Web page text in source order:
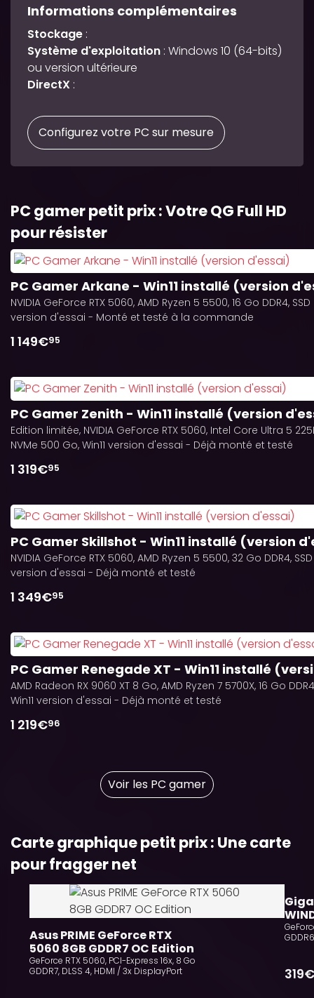
Informations complémentaires
Stockage :
Système d'exploitation : Windows 10 (64-bits)
ou version ultérieure
DirectX :
Configurez votre PC sur mesure
PC gamer petit prix : Votre QG Full HD
pour résister
PC Gamer Arkane - Win11 installé (version
NVIDIA GeForce RTX 5060, AMD Ryzen 5 5500, 16 Go DDR4, SSD
version d'essai - Monté et testé à la commande
1 149€95
PC Gamer Zenith - Win11 installé (version
Edition limitée, NVIDIA GeForce RTX 5060, Intel Core Ultra 5
NVMe 500 Go, Win11 version d'essai - Déjà monté et testé
1 319€95
PC Gamer Skillshot - Win11 installé (version
NVIDIA GeForce RTX 5060, AMD Ryzen 5 5500, 32 Go DDR4, SSD
version d'essai - Déjà monté et testé
1 349€95
PC Gamer Renegade XT - Win11 installé
AMD Radeon RX 9060 XT 8 Go, AMD Ryzen 7 5700X, 16 Go
Win11 version d'essai - Déjà monté et testé
1 219€96
Voir les PC gamer
Carte graphique petit prix : Une carte
pour fragger net
Asus PRIME GeForce RTX
5060 8GB GDDR7 OC Edition
GeForce RTX 5060, PCI-Express 16x, 8 Go
GDDR7, DLSS 4, HDMI / 3x DisplayPort